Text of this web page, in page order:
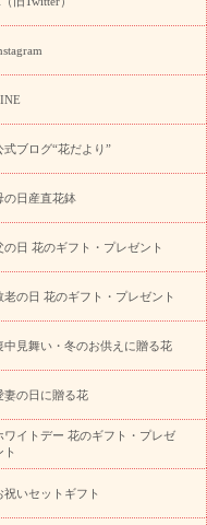
ン
誕生日の花を探す
ギフト特集
)
急便 お祝い商品一覧
・快気祝い
ラワー
やみの花
四十九日法要以
え お花とセットギフト
のお供えフラワー
お盆（新
見舞い
お取り寄せギフト
ミディ胡蝶蘭
プリザーブ
ンジメント 花束
スタ
胡蝶蘭 胡蝶蘭・花鉢
供え
世界初の青色胡蝶蘭
プリザーブドフラワー
ギフト
セミオーダー
花とみどりのeギフト
イエローオレンジ
レッ
式ブログ“花だより”
の日産直花鉢
の日 花のギフト・プレゼント
老の日 花のギフト・プレゼント
中見舞い・冬のお供えに贈る花
妻の日に贈る花
ワイトデー 花のギフト・プレゼ
ト
祝いセットギフト